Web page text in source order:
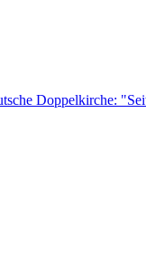
Doppelkirche: